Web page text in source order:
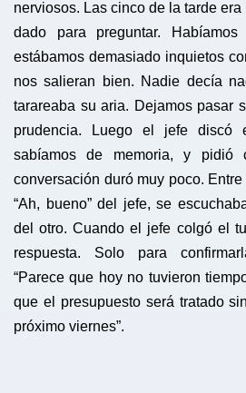
nerviosos. Las cinco de la tarde
dado para preguntar.
estábamos demasiado inquietos
nos salieran bien. Nadie decía
tarareaba su aria. Dejamos pasar
prudencia. Luego el jefe discó
sabíamos de memoria, y pidió
conversación duró muy poco. Entre
“Ah, bueno” del jefe, se
del otro. Cuando el jefe colgó el
respuesta. Solo para
“Parece que hoy no tuvieron
que el presupuesto será tratado
próximo viernes”.